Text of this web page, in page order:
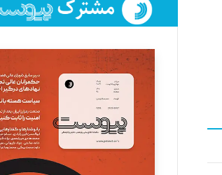
فائزه فتحی رستمی
تحریریه
سروش کرمیان
تحریریه
مینا پاکدل